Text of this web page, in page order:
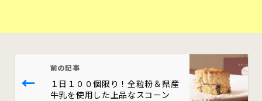
←
前の記事
１日１００個限り！全粒粉＆県産
牛乳を使用した上品なスコーン